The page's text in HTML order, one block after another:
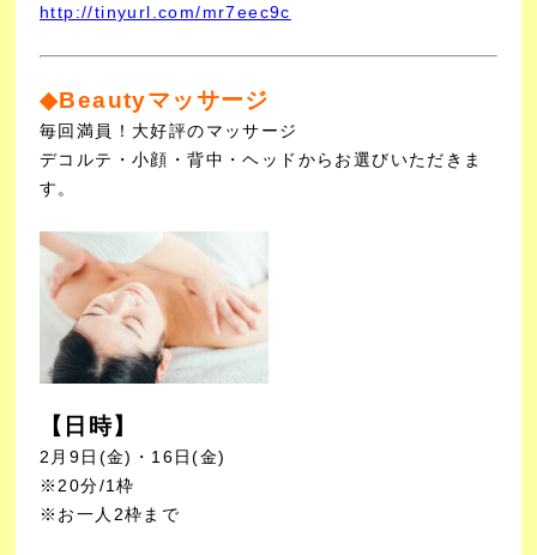
http://tinyurl.com/mr7eec9c
◆Beautyマッサージ
毎回満員！大好評のマッサージ
デコルテ・小顔・背中・ヘッドからお選びいただきま
す。
【日時】
2月9日(金)・16日(金)
※20分/1枠
※お一人2枠まで